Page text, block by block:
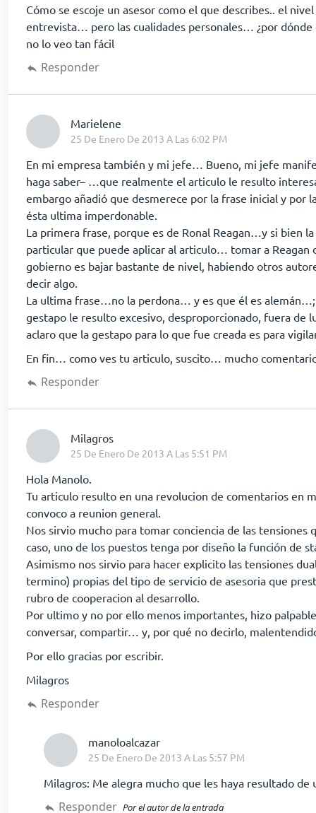
Cómo se escoje un asesor como el que describes.. el
entrevista… pero las cualidades personales… ¿por dónde
no lo veo tan fácil
Responder
Marielene
25 De Enero De 2013 A Las 6:02 PM
En mi empresa también y mi jefe… Bueno, mi jefe
haga saber– …que realmente el articulo le resulto
embargo añadió que desmerece por la frase inicial y por
ésta ultima imperdonable.
La primera frase, porque es de Ronal Reagan…y si bien
particular que puede aplicar al articulo… tomar a Reagan
gobierno es bajar bastante de nivel, habiendo otros
decir algo.
La ultima frase…no la perdona… y es que él es alemán…;
gestapo le resulto excesivo, desproporcionado, fuera de
aclaro que la gestapo para lo que fue creada es para
En fin… como ves tu articulo, suscito… mucho
Responder
Milagros
25 De Enero De 2013 A Las 5:51 PM
Hola Manolo.
Tu articulo resulto en una revolucion de comentarios en
convoco a reunion general.
Nos sirvio mucho para tomar conciencia de las tensiones
caso, uno de los puestos tenga por diseño la función de
Asimismo nos sirvio para hacer explicito las tensiones
termino) propias del tipo de servicio de asesoria que
rubro de cooperacion al desarrollo.
Por ultimo y no por ello menos importantes, hizo
conversar, compartir… y, por qué no decirlo,
Por ello gracias por escribir.
Milagros
Responder
manoloalcazardice:
25 De Enero De 2013 A Las 5:57 PM
Milagros: Me alegra mucho que les haya resultado de
Responder Por el autor de la entrada